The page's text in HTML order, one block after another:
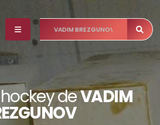
deVADIM